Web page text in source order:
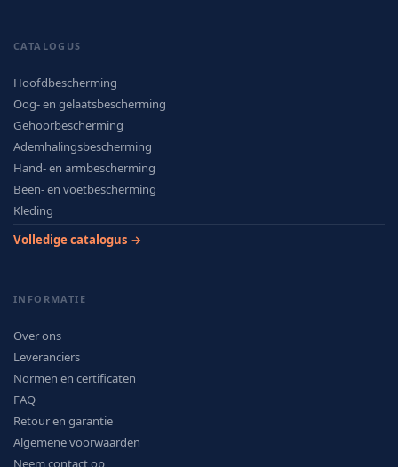
CATALOGUS
Hoofdbescherming
Oog- en gelaatsbescherming
Gehoorbescherming
Ademhalingsbescherming
Hand- en armbescherming
Been- en voetbescherming
Kleding
Volledige catalogus →
INFORMATIE
Over ons
Leveranciers
Normen en certificaten
FAQ
Retour en garantie
Algemene voorwaarden
Neem contact op